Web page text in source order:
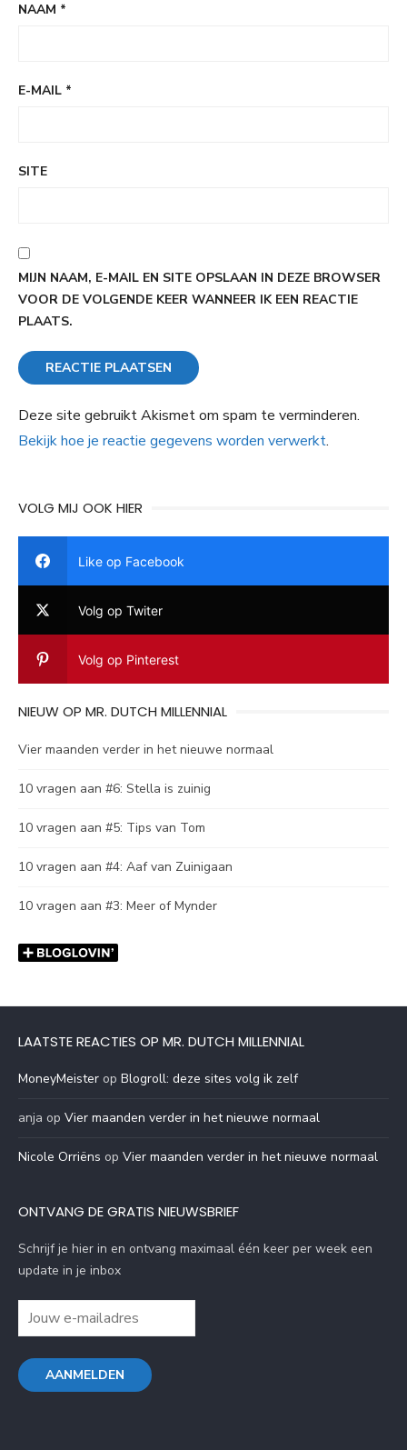
NAAM *
E-MAIL *
SITE
MIJN NAAM, E-MAIL EN SITE OPSLAAN IN DEZE BROWSER
VOOR DE VOLGENDE KEER WANNEER IK EEN REACTIE
PLAATS.
Deze site gebruikt Akismet om spam te verminderen.
Bekijk hoe je reactie gegevens worden verwerkt.
VOLG MIJ OOK HIER
Like op Facebook
Volg op Twiter
Volg op Pinterest
NIEUW OP MR. DUTCH MILLENNIAL
Vier maanden verder in het nieuwe normaal
10 vragen aan #6: Stella is zuinig
10 vragen aan #5: Tips van Tom
10 vragen aan #4: Aaf van Zuinigaan
10 vragen aan #3: Meer of Mynder
LAATSTE REACTIES OP MR. DUTCH MILLENNIAL
MoneyMeister op Blogroll: deze sites volg ik zelf
anja op Vier maanden verder in het nieuwe normaal
Nicole Orriëns op Vier maanden verder in het nieuwe normaal
ONTVANG DE GRATIS NIEUWSBRIEF
Schrijf je hier in en ontvang maximaal één keer per week een
update in je inbox